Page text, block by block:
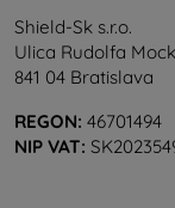
Shield-Sk s.r.o.
Ulica Rudolfa
841 04 Bratislava
REGON: 46701494
NIP VAT: